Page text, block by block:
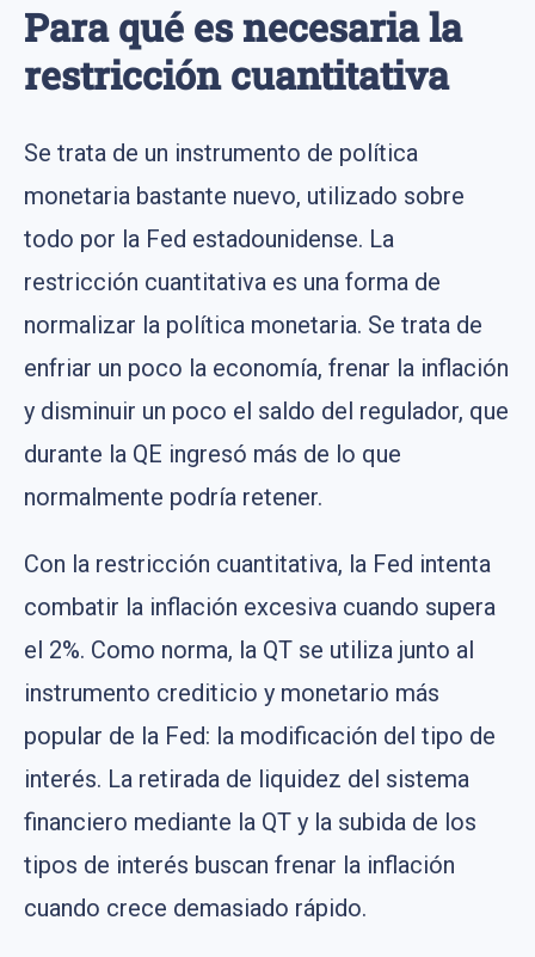
Para qué es necesaria la
restricción cuantitativa
Se trata de un instrumento de política
monetaria bastante nuevo, utilizado sobre
todo por la Fed estadounidense. La
restricción cuantitativa es una forma de
normalizar la política monetaria. Se trata de
enfriar un poco la economía, frenar la inflación
y disminuir un poco el saldo del regulador, que
durante la QE ingresó más de lo que
normalmente podría retener.
Con la restricción cuantitativa, la Fed intenta
combatir la inflación excesiva cuando supera
el 2%. Como norma, la QT se utiliza junto al
instrumento crediticio y monetario más
popular de la Fed: la modificación del tipo de
interés. La retirada de liquidez del sistema
financiero mediante la QT y la subida de los
tipos de interés buscan frenar la inflación
cuando crece demasiado rápido.